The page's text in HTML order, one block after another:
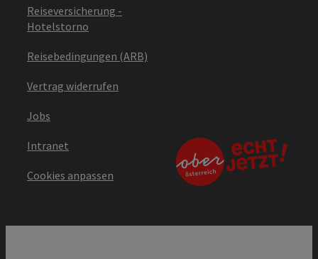
Reiseversicherung -
Hotelstorno
Reisebedingungen (ARB)
Vertrag widerrufen
Jobs
Intranet
Cookies anpassen